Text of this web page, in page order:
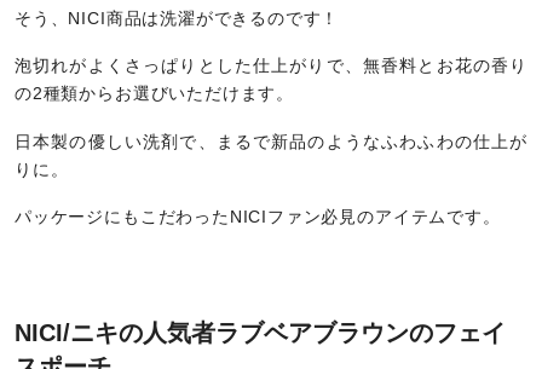
そう、NICI商品は洗濯ができるのです！
泡切れがよくさっぱりとした仕上がりで、無香料とお花の香り
の2種類からお選びいただけます。
日本製の優しい洗剤で、まるで新品のようなふわふわの仕上が
りに。
パッケージにもこだわったNICIファン必見のアイテムです。
NICI/ニキの人気者ラブベアブラウンのフェイ